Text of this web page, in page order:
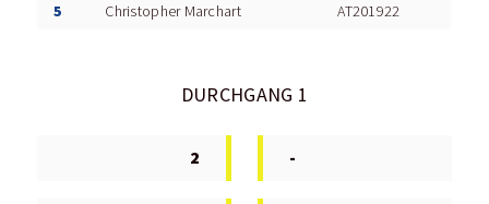
5 Christopher Marchart AT201922
DURCHGANG 1
2 -